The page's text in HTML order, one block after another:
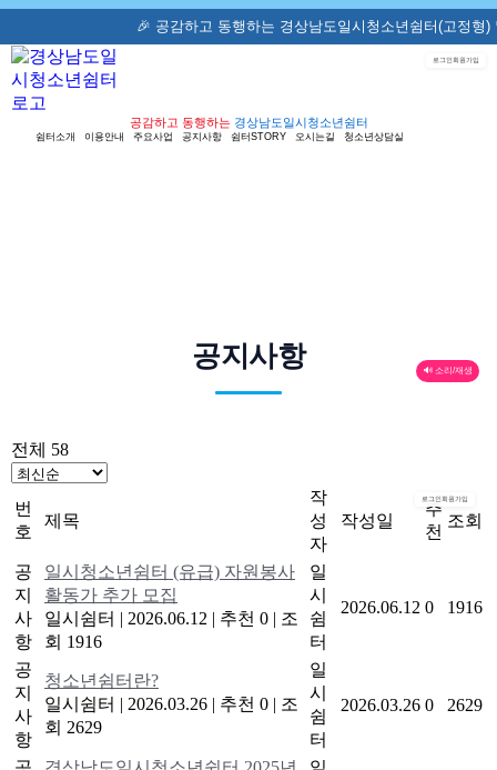
🎉 공감하고 동행하는 경상남도일시청소년쉼터(고정형) 📞
공감하고 동행하는 경상남도일시청소년쉼터
쉼터소개 이용안내 주요사업 공지사항 쉼터STORY 오시는길 청소년상담실
🔊 소리/재생
공지사항
로그인회원가입